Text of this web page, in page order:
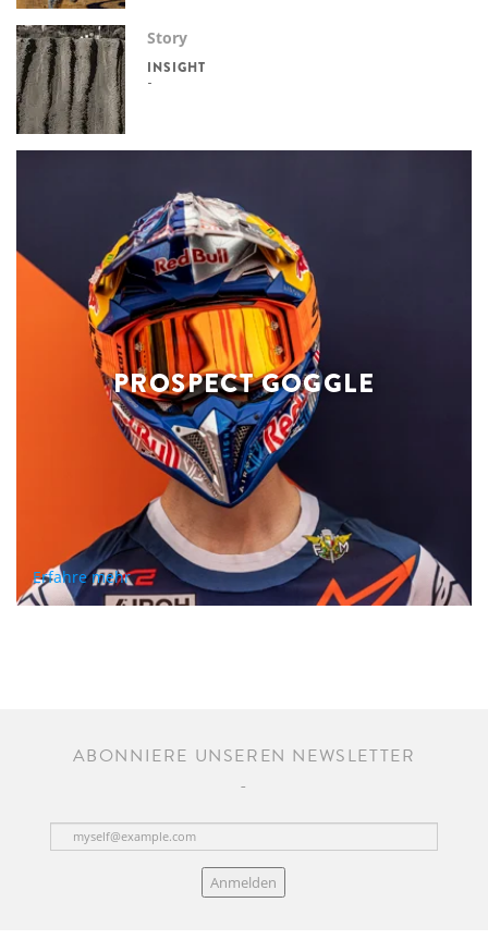
Story
INSIGHT
PROSPECT GOGGLE
Erfahre mehr
ABONNIERE UNSEREN NEWSLETTER
Anmelden